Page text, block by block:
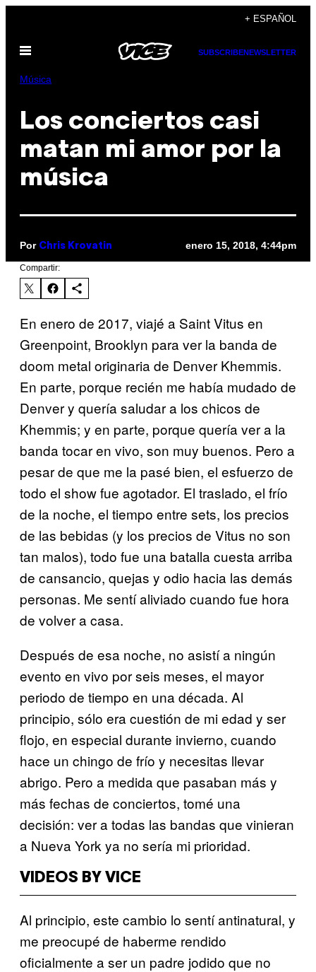
contenido
+ ESPAÑOL
Abrir
SUBSCRIBENEWSLETTER
Música
Los conciertos casi
matan mi amor por la
música
Por Chris Krovatin enero 15, 2018, 4:44pm
Compartir:
En enero de 2017, viajé a Saint Vitus en
Greenpoint, Brooklyn para ver la banda de
doom metal originaria de Denver Khemmis.
En parte, porque recién me había mudado de
Denver y quería saludar a los chicos de
Khemmis; y en parte, porque quería ver a la
banda tocar en vivo, son muy buenos. Pero a
pesar de que me la pasé bien, el esfuerzo de
todo el show fue agotador. El traslado, el frío
de la noche, el tiempo entre sets, los precios
de las bebidas (y los precios de Vitus no son
tan malos), todo fue una batalla cuesta arriba
de cansancio, quejas y odio hacia las demás
personas. Me sentí aliviado cuando fue hora
de volver a casa.
Después de esa noche, no asistí a ningún
evento en vivo por seis meses, el mayor
periodo de tiempo en una década. Al
principio, sólo era cuestión de mi edad y ser
flojo, en especial durante invierno, cuando
hace un chingo de frío y necesitas llevar
abrigo. Pero a medida que pasaban más y
más fechas de conciertos, tomé una
decisión: ver a todas las bandas que vinieran
a Nueva York ya no sería mi prioridad.
VIDEOS BY VICE
Al principio, este cambio lo sentí antinatural, y
me preocupé de haberme rendido
oficialmente a ser un padre jodido que no